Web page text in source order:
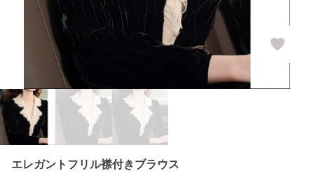
エレガントフリル襟付きブラウス